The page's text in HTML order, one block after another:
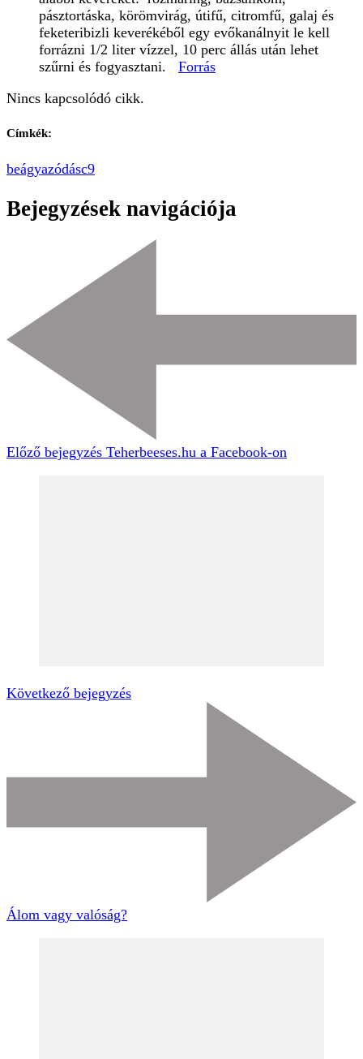
pásztortáska, körömvirág, útifű, citromfű, galaj és
feketeribizli keverékéből egy evőkanálnyit le kell
forrázni 1/2 liter vízzel, 10 perc állás után lehet
szűrni és fogyasztani. Forrás
Nincs kapcsolódó cikk.
Címkék:
beágyazódásc9
Bejegyzések navigációja
Előző bejegyzés Teherbeeses.hu a Facebook-on
Következő bejegyzés
Álom vagy valóság?